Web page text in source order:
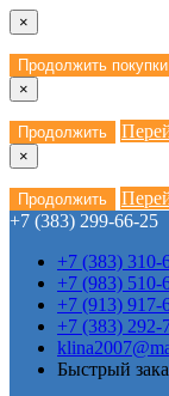
×
Продолжить покупки
×
Продолжить
×
Продолжить
+7 (383) 299-66-25
+7 (383) 310-
+7 (983) 510-
+7 (913) 917-
+7 (383) 292-
Быстрый